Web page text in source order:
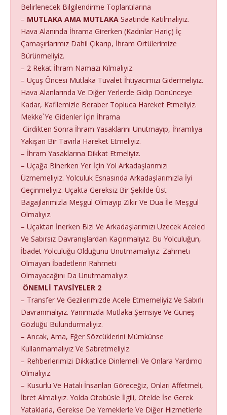
Belirlenecek Bilgilendirme Toplantılarına
– MUTLAKA AMA MUTLAKA Saatinde Katılmalıyız.
Hava Alanında İhrama Girerken (Kadınlar Hariç) İç
Çamaşırlarımız Dahil Çıkarıp, İhram Örtülerimize
Bürünmeliyiz.
– 2 Rekat İhram Namazı Kılmalıyız.
– Uçuş Öncesi Mutlaka Tuvalet İhtiyacımızı Gidermeliyiz.
Hava Alanlarında Ve Diğer Yerlerde Gidip Dönünceye
Kadar, Kafilemizle Beraber Topluca Hareket Etmeliyiz.
Mekke`Ye Gidenler İçin İhrama
Girdikten Sonra İhram Yasaklarını Unutmayıp, İhramlıya
Yakışan Bir Tavırla Hareket Etmeliyiz.
– İhram Yasaklarına Dikkat Etmeliyiz.
– Uçağa Binerken Yer İçin Yol Arkadaşlarımızı
Üzmemeliyiz. Yolculuk Esnasında Arkadaşlarımızla İyi
Geçinmeliyiz. Uçakta Gereksiz Bir Şekilde Üst
Bagajlarımızla Meşgul Olmayıp Zikir Ve Dua İle Meşgul
Olmalıyız.
– Uçaktan İnerken Bizi Ve Arkadaşlarımızı Üzecek Aceleci
Ve Sabırsız Davranışlardan Kaçınmalıyız. Bu Yolculuğun,
İbadet Yolculuğu Olduğunu Unutmamalıyız. Zahmeti
Olmayan İbadetlerin Rahmeti
Olmayacağını Da Unutmamalıyız.
ÖNEMLİ TAVSİYELER 2
– Transfer Ve Gezilerimizde Acele Etmemeliyiz Ve Sabırlı
Davranmalıyız. Yanımızda Mutlaka Şemsiye Ve Güneş
Gözlüğü Bulundurmalıyız.
– Ancak, Ama, Eğer Sözcüklerini Mümkünse
Kullanmamalıyız Ve Sabretmeliyiz.
– Rehberlerimizi Dikkatlice Dinlemeli Ve Onlara Yardımcı
Olmalıyız.
– Kusurlu Ve Hatalı İnsanları Göreceğiz, Onları Affetmeli,
İbret Almalıyız. Yolda Otobüsle İlgili, Otelde İse Gerek
Yataklarla, Gerekse De Yemeklerle Ve Diğer Hizmetlerle